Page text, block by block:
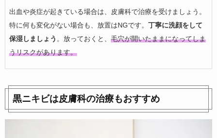
出血や炎症が起きている場合は、皮膚科で治療を受けましょう。
特に何も変化がない場合も、放置はNGです。 丁寧に洗顔をして
保湿しましょう 。放っておくと、 毛穴が開いたままになってしま
うリスクがあります。
黒ニキビは皮膚科の治療もおすすめ